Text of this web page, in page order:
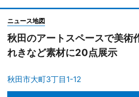
ニュース地図
秋田のアートスペースで美術
れきなど素材に20点展示
秋田市大町3丁目1-12